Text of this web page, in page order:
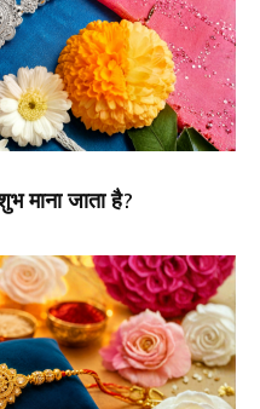
माना जाता है?